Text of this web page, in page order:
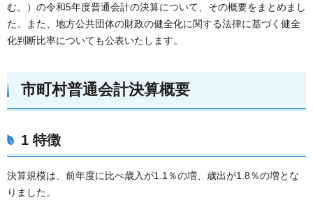
む。）の令和5年度普通会計の決算について、その概要をまとめまし
た。また、地方公共団体の財政の健全化に関する法律に基づく健全
化判断比率についても公表いたします。
市町村普通会計決算概要
1 特徴
決算規模は、前年度に比べ歳入が1.1％の増、歳出が1.8％の増とな
りました。